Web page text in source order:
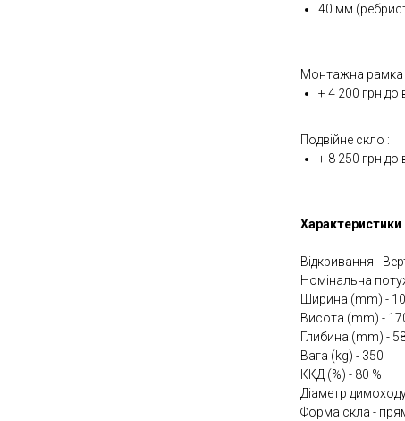
40 мм
Монтажна рамка
+ 4 200 грн до
Подвійне скло :
+ 8 250 грн до
Характеристики
Відкривання -
Номінальна
Ширина (mm) -
Висота (mm) -
Глибина (mm) -
Вага (kg) - 350
ККД (%) - 80 %
Діаметр
Форма скла -